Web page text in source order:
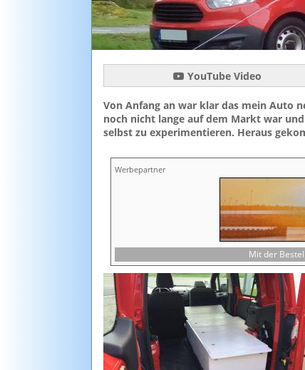
YouTube Video
Von Anfang an war klar das mein Auto
noch nicht lange auf dem Markt war
selbst zu experimentieren. Heraus
Werbepartner
Mit der